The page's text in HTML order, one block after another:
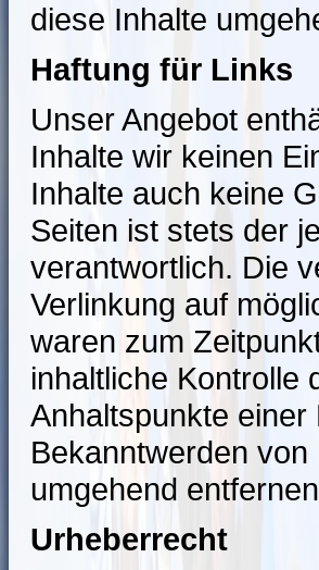
diese Inhalte
Haftung für Links
Unser Angebot
Inhalte wir keinen
Inhalte auch keine
Seiten ist stets der
verantwortlich. Die
Verlinkung auf
waren zum
inhaltliche Kontrolle
Anhaltspunkte
Bekanntwerden
umgehend
Urheberrecht